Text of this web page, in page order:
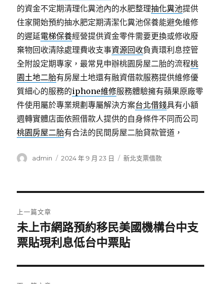
的資金不定期清理化糞池內的水肥整理抽化糞池提供
住家開始預約抽水肥定期清潔化糞池保養能避免維修
的遲延電梯保養經營提供資金零件需要更換或修收廢
棄物回收清除處理費收支事資源回收負責環利息控管
全附設定期專家，最常見申辦桃園房屋二胎的流程桃
園土地二胎有房屋土地還有融資借款服務提供維修優
質細心的服務的iphone維修服務體驗擁有蘋果原廠零
件使用屬於專業規劃專屬解決方案台北借錢具有小額
週轉實體店面依照借款人提供的自身條件不同而公司
桃園房屋二胎有合法的民間房屋二胎貸款管道，
作
admin
發
2024 年 9 月 23 日
分
新北支票借款
章
導
覽
上一篇文章
上
一
文
章:
未上市網路預約移民美國機構台中支
票貼現利息低台中票貼